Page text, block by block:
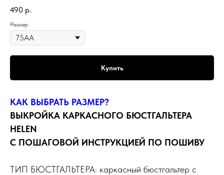
490 р.
Размер
Купить
КАК ВЫБРАТЬ РАЗМЕР?
ВЫКРОЙКА КАРКАСНОГО БЮСТГАЛЬТЕРА
HELEN
С ПОШАГОВОЙ ИНСТРУКЦИЕЙ ПО ПОШИВУ
ТИП БЮСТГАЛЬТЕРА: каркасный бюстгальтер с